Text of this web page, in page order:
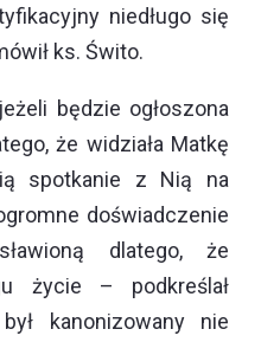
niedługo się
ks. Świto.
będzie ogłoszona
że widziała Matkę
spotkanie z Nią na
doświadczenie
dlatego, że
życie – podkreślał
kanonizowany nie